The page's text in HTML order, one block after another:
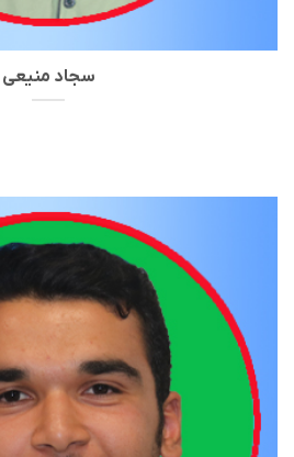
سجاد منیعی